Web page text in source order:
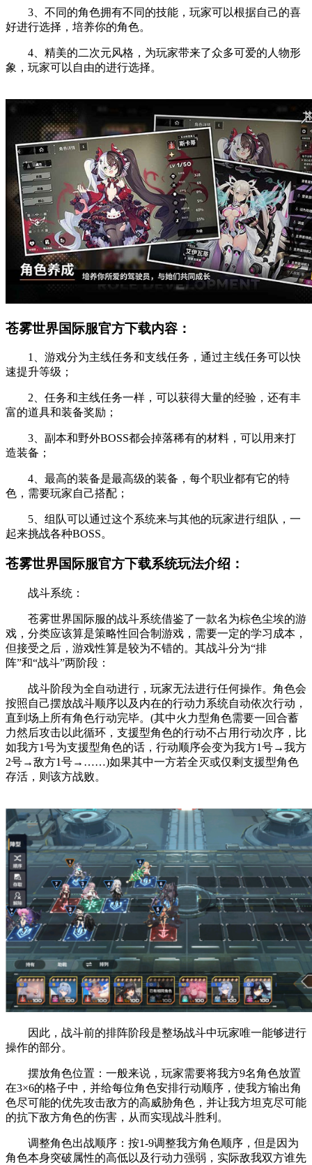
3、不同的角色拥有不同的技能，玩家可以根据自己的喜
好进行选择，培养你的角色。
4、精美的二次元风格，为玩家带来了众多可爱的人物形
象，玩家可以自由的进行选择。
苍雾世界国际服官方下载内容：
1、游戏分为主线任务和支线任务，通过主线任务可以快
速提升等级；
2、任务和主线任务一样，可以获得大量的经验，还有丰
富的道具和装备奖励；
3、副本和野外BOSS都会掉落稀有的材料，可以用来打
造装备；
4、最高的装备是最高级的装备，每个职业都有它的特
色，需要玩家自己搭配；
5、组队可以通过这个系统来与其他的玩家进行组队，一
起来挑战各种BOSS。
苍雾世界国际服官方下载系统玩法介绍：
战斗系统：
苍雾世界国际服的战斗系统借鉴了一款名为棕色尘埃的游
戏，分类应该算是策略性回合制游戏，需要一定的学习成本，
但接受之后，游戏性算是较为不错的。其战斗分为“排
阵”和“战斗”两阶段：
战斗阶段为全自动进行，玩家无法进行任何操作。角色会
按照自己摆放战斗顺序以及内在的行动力系统自动依次行动，
直到场上所有角色行动完毕。(其中火力型角色需要一回合蓄
力然后攻击以此循环，支援型角色的行动不占用行动次序，比
如我方1号为支援型角色的话，行动顺序会变为我方1号→我方
2号→敌方1号→……)如果其中一方若全灭或仅剩支援型角色
存活，则该方战败。
因此，战斗前的排阵阶段是整场战斗中玩家唯一能够进行
操作的部分。
摆放角色位置：一般来说，玩家需要将我方9名角色放置
在3×6的格子中，并给每位角色安排行动顺序，使我方输出角
色尽可能的优先攻击敌方的高威胁角色，并让我方坦克尽可能
的抗下敌方角色的伤害，从而实现战斗胜利。
调整角色出战顺序：按1-9调整我方角色顺序，但是因为
角色本身突破属性的高低以及行动力强弱，实际敌我双方谁先